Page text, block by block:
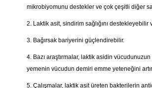
mikrobiyomunu destekler ve çok çeşitli diğer
2. Laktik asit, sindirim sağlığını destekleyebilir
3. Bağırsak bariyerini güçlendirebilir.
4. Bazı araştırmalar, laktik asidin
yemenin vücudun demiri emme yeteneğini
5. Çalışmalar, laktik asit üreten bakterilerin